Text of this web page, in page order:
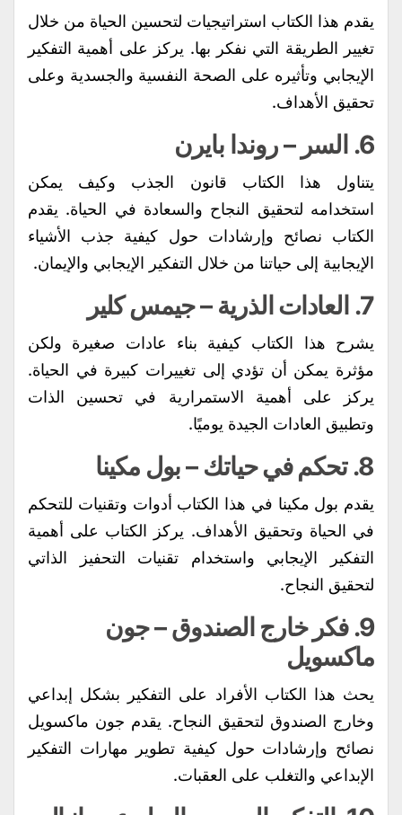
يقدم هذا الكتاب استراتيجيات لتحسين الحياة من خلال
تغيير الطريقة التي نفكر بها. يركز على أهمية التفكير
الإيجابي وتأثيره على الصحة النفسية والجسدية وعلى
تحقيق الأهداف.
6. السر – روندا بايرن
يتناول هذا الكتاب قانون الجذب وكيف يمكن
استخدامه لتحقيق النجاح والسعادة في الحياة. يقدم
الكتاب نصائح وإرشادات حول كيفية جذب الأشياء
الإيجابية إلى حياتنا من خلال التفكير الإيجابي والإيمان.
7. العادات الذرية – جيمس كلير
يشرح هذا الكتاب كيفية بناء عادات صغيرة ولكن
مؤثرة يمكن أن تؤدي إلى تغييرات كبيرة في الحياة.
يركز على أهمية الاستمرارية في تحسين الذات
وتطبيق العادات الجيدة يوميًا.
8. تحكم في حياتك – بول مكينا
يقدم بول مكينا في هذا الكتاب أدوات وتقنيات للتحكم
في الحياة وتحقيق الأهداف. يركز الكتاب على أهمية
التفكير الإيجابي واستخدام تقنيات التحفيز الذاتي
لتحقيق النجاح.
9. فكر خارج الصندوق– جون
ماكسويل
يحث هذا الكتاب الأفراد على التفكير بشكل إبداعي
وخارج الصندوق لتحقيق النجاح. يقدم جون ماكسويل
نصائح وإرشادات حول كيفية تطوير مهارات التفكير
الإبداعي والتغلب على العقبات.